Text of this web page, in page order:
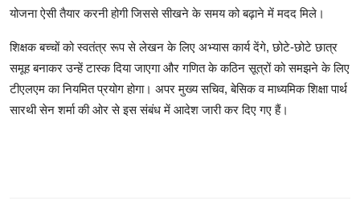
योजना ऐसी तैयार करनी होगी जिससे सीखने के समय को बढ़ाने में मदद मिले।
शिक्षक बच्चों को स्वतंत्र रूप से लेखन के लिए अभ्यास कार्य देंगे, छोटे-छोटे छात्र
समूह बनाकर उन्हें टास्क दिया जाएगा और गणित के कठिन सूत्रों को समझने के लिए
टीएलएम का नियमित प्रयोग होगा। अपर मुख्य सचिव, बेसिक व माध्यमिक शिक्षा पार्थ
सारथी सेन शर्मा की ओर से इस संबंध में आदेश जारी कर दिए गए हैं।